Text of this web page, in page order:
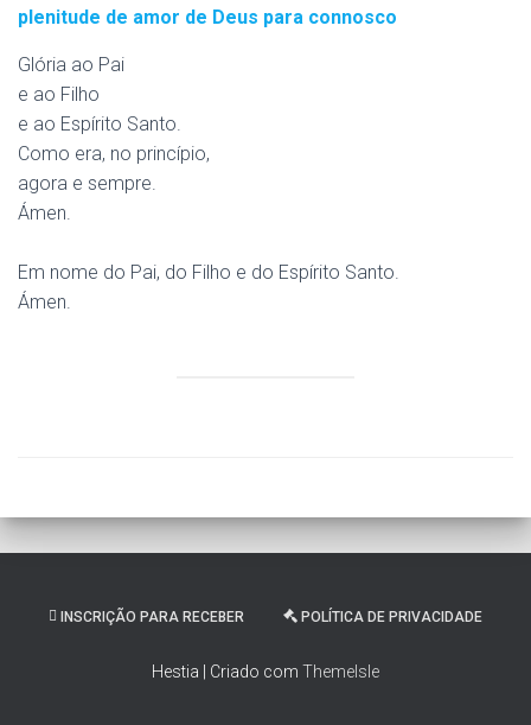
plenitude de amor de Deus para connosco
Glória ao Pai
e ao Filho
e ao Espírito Santo.
Como era, no princípio,
agora e sempre.
Ámen.
Em nome do Pai, do Filho e do Espírito Santo.
Ámen.
INSCRIÇÃO PARA RECEBER POLÍTICA DE PRIVACIDADE
Hestia | Criado com ThemeIsle